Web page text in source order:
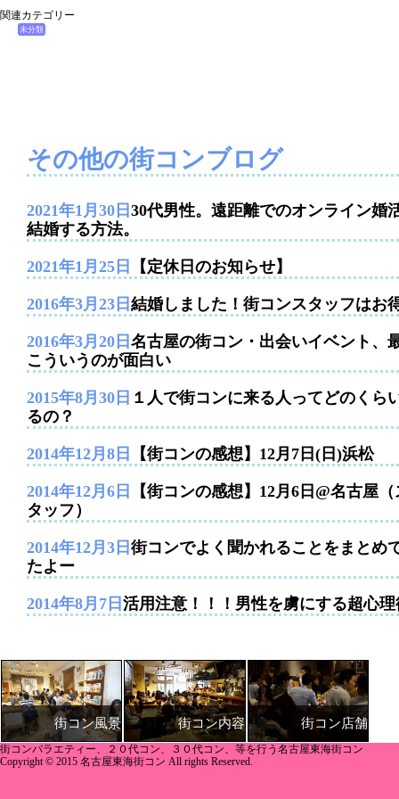
関連カテゴリー
未分類
その他の街コンブログ
2021年1月30日 30代男性。遠距離でのオンライン婚
結婚する方法。
2021年1月25日 【定休日のお知らせ】
2016年3月23日 結婚しました！街コンスタッフはお
2016年3月20日 名古屋の街コン・出会いイベント、
こういうのが面白い
2015年8月30日 １人で街コンに来る人ってどのくら
るの？
2014年12月8日 【街コンの感想】12月7日(日)浜松
2014年12月6日
【街コンの感想】12月6日@名古屋（
タッフ）
2014年12月3日 街コンでよく聞かれることをまとめ
たよー
2014年8月7日 活用注意！！！男性を虜にする超心理
街コン風景 街コン内容 街コン店舗
街コンバラエティー、２０代コン、３０代コン、等を行う名古屋東海街コン
Copyright © 2015 名古屋東海街コン All rights Reserved.